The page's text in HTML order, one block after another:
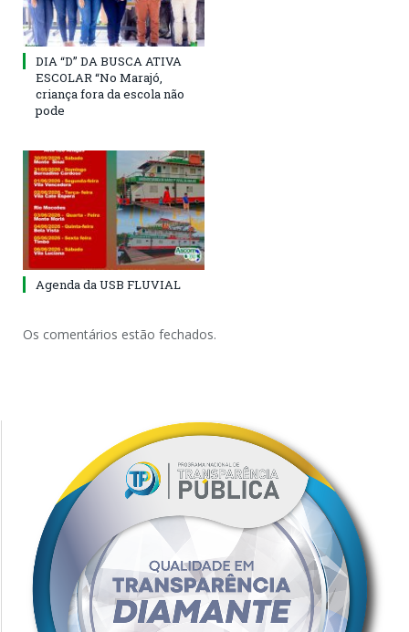
DIA “D” DA BUSCA ATIVA
ESCOLAR “No Marajó,
criança fora da escola não
pode
Agenda da USB FLUVIAL
Os comentários estão fechados.